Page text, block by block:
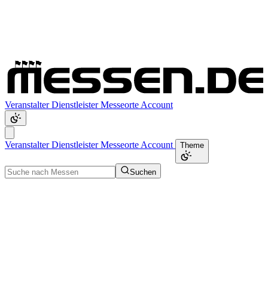
VeranstalterDienstleisterMesseorte Account
VeranstalterDienstleisterMesseorte Account Theme
Suchen